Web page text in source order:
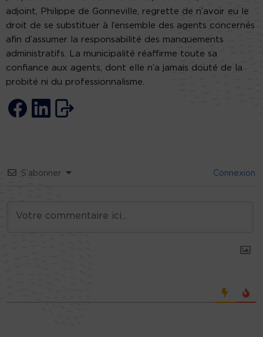
adjoint, Philippe de Gonneville, regrette de n’avoir eu le
droit de se substituer à l’ensemble des agents concernés
afin d’assumer la responsabilité des manquements
administratifs. La municipalité réaffirme toute sa
confiance aux agents, dont elle n’a jamais douté de la
probité ni du professionnalisme.
S’abonner Connexion